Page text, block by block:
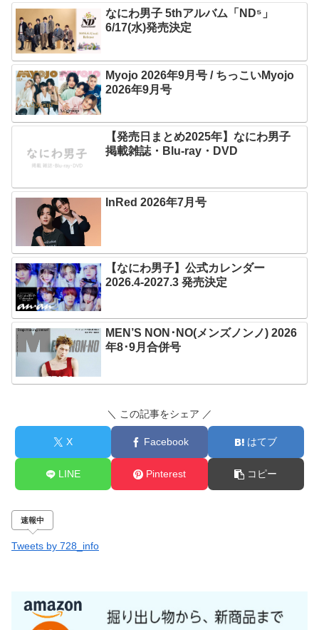
なにわ男子 5thアルバム「ND⁵」
6/17(水)発売決定
Myojo 2026年9月号 / ちっこいMyojo
2026年9月号
【発売日まとめ2025年】なにわ男子
掲載雑誌・Blu-ray・DVD
InRed 2026年7月号
【なにわ男子】公式カレンダー
2026.4-2027.3 発売決定
MEN’S NON･NO(メンズノンノ) 2026
年8･9月合併号
＼ この記事をシェア ／
X Facebook はてブ
LINE Pinterest コピー
速報中
Tweets by 728_info